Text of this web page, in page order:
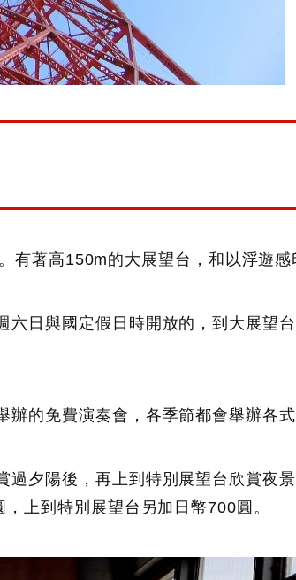
著高150m的大展望台，和以浮遊感
日與國定假日時開放的，到大展望
的免費演奏會，各季節都會舉辦各式
夕陽後，再上到特別展望台欣賞夜
上到特別展望台另加日幣700圓。